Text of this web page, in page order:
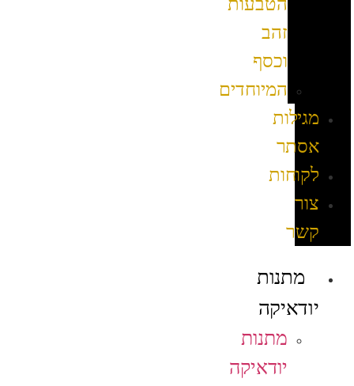
זהב
וכסף
המיוחדים
מגילות
אסתר
לקוחות
צור
קשר
מתנות
יודאיקה
מתנות
יודאיקה